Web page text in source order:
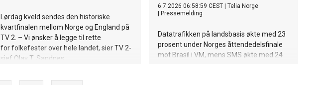
Lørdag kveld sendes den historiske
kvartfinalen mellom Norge og England på
TV 2. – Vi ønsker å legge til rette
for folkefester over hele landet, sier TV 2-
sjef Olav T. Sandnes.
6.7.2026 06:58:59 CEST
Telia Norge
Pressemelding
Datatrafikken på landsbasis økte med 23
prosent under Norges åttendedelsfinale
mot Brasil i VM, mens SMS økte med 24